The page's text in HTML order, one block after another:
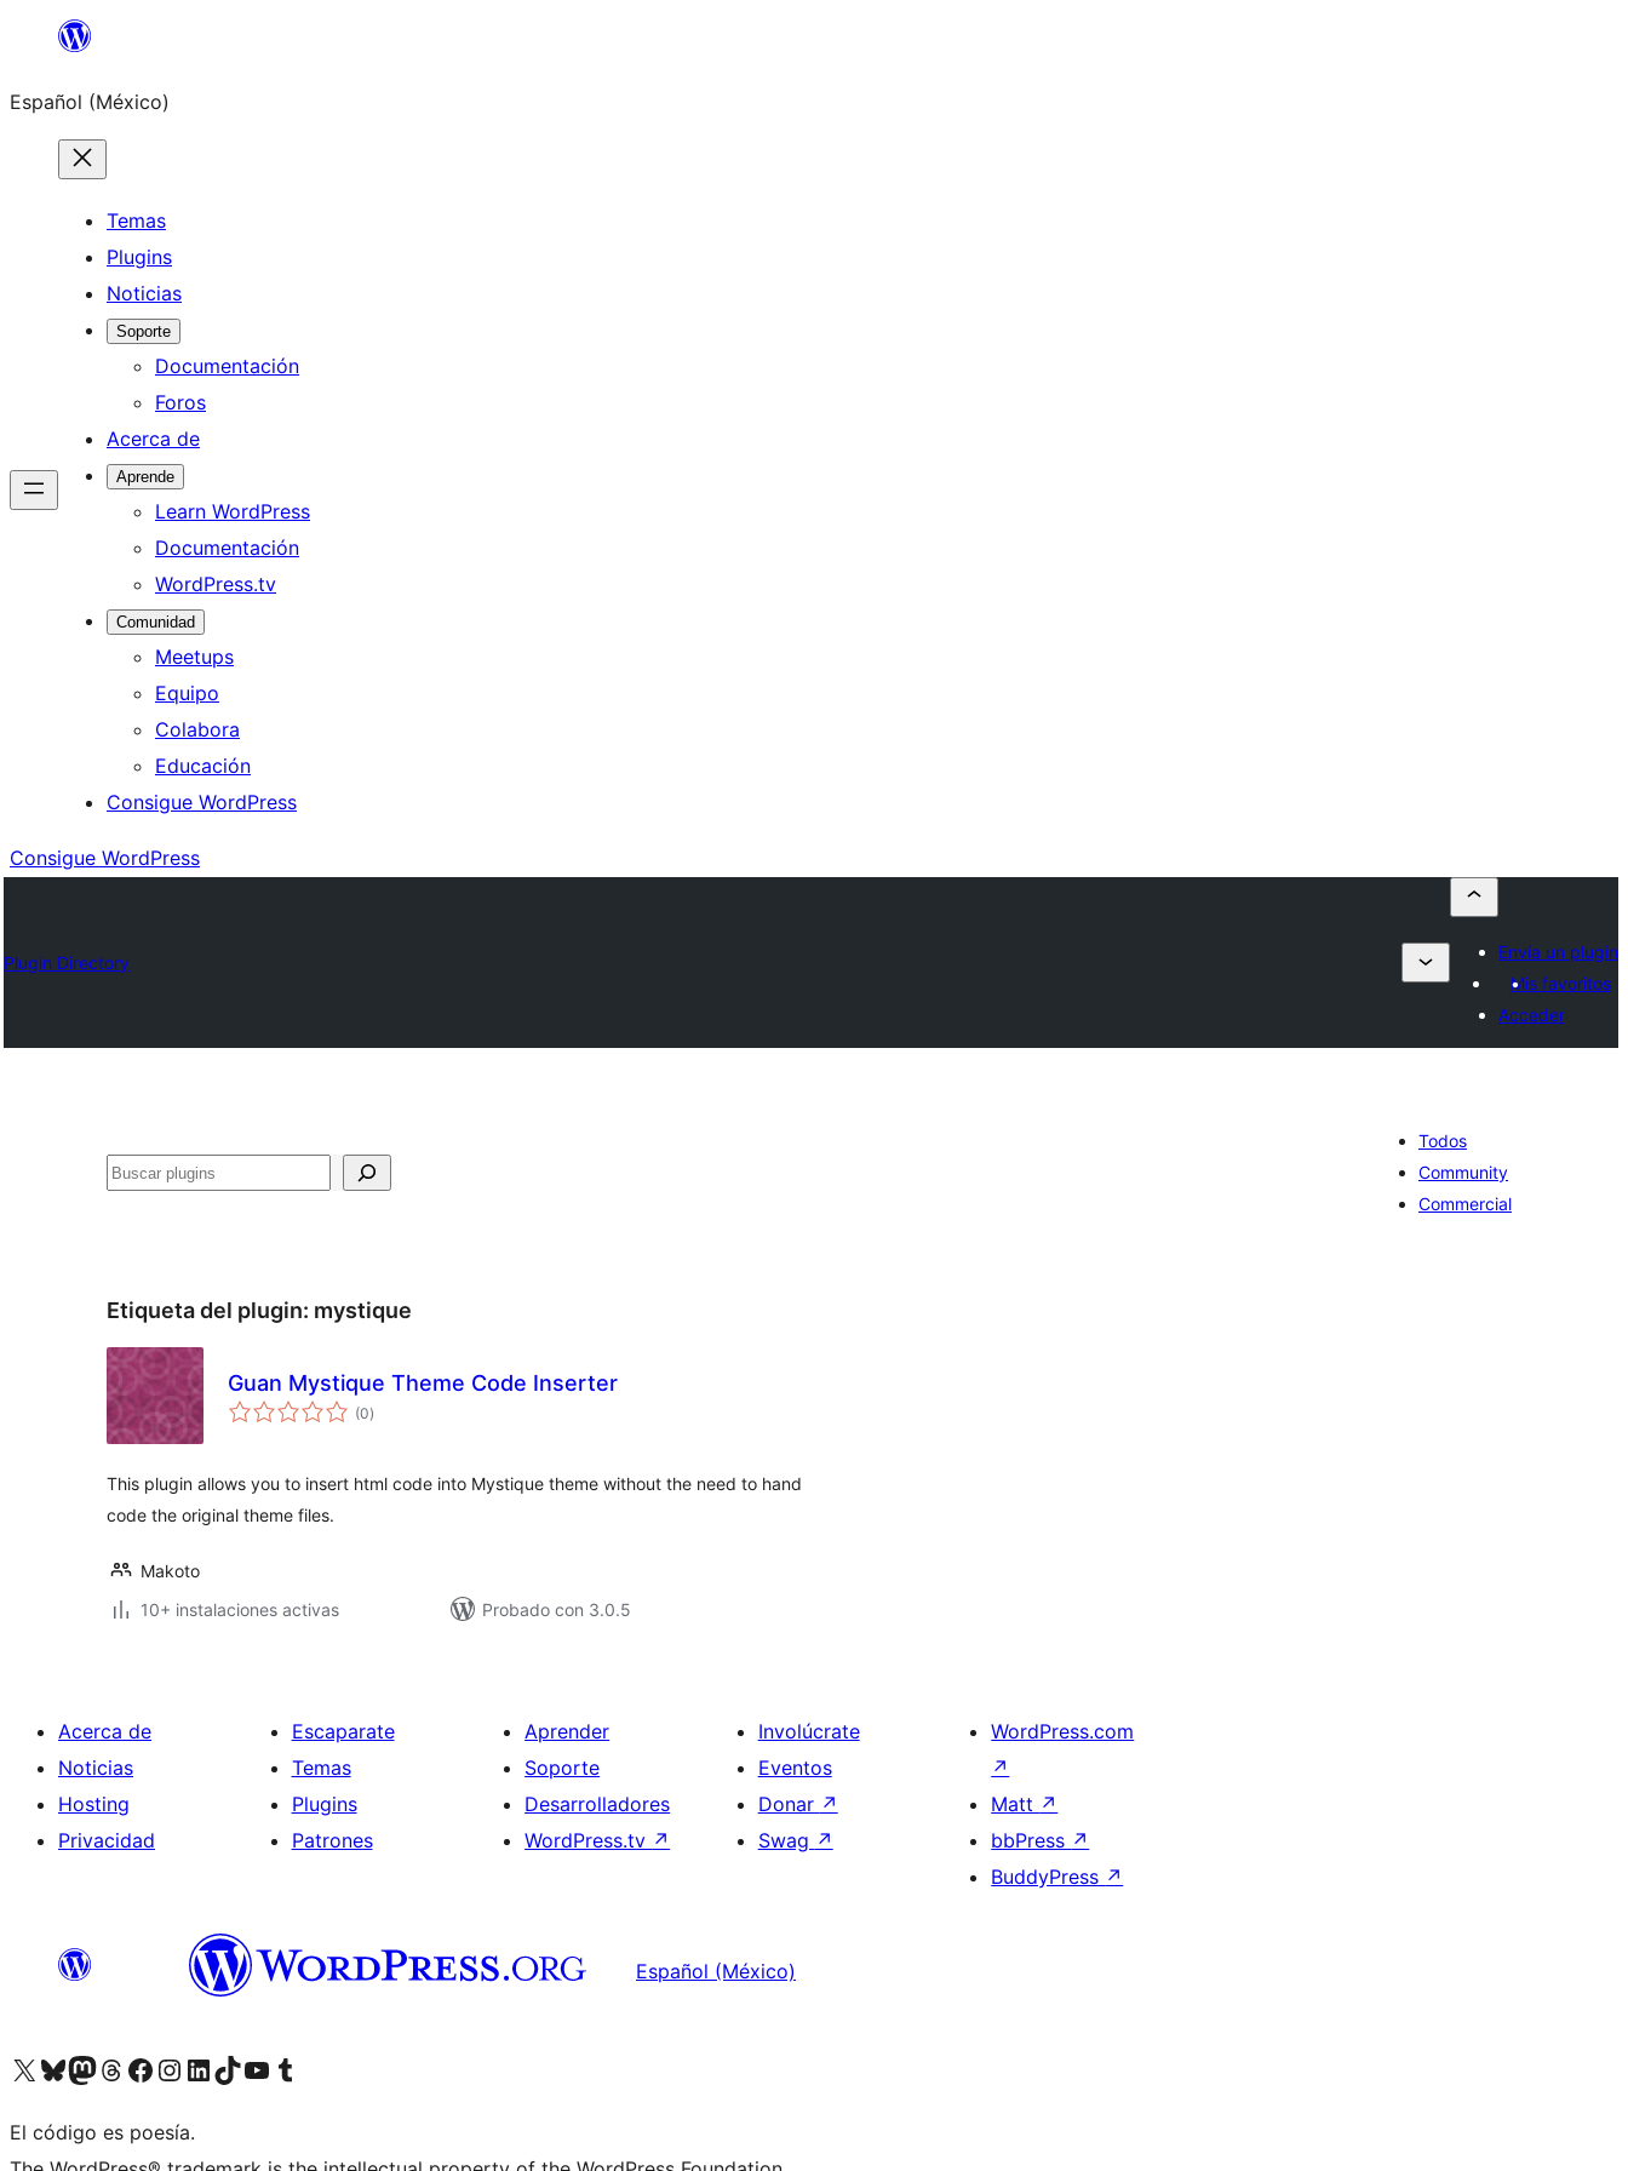
Saltar
contenido
Español (México)
Temas
Plugins
Noticias
Soporte
Documentación
Foros
Acerca de
Aprende
Learn WordPress
Documentación
WordPress.tv
Comunidad
Meetups
Equipo
Colabora
Educación
Consigue WordPress
Consigue WordPress
Plugin Directory
Envía un plugin
Mis favoritos
Acceder
Buscar
Todos
Community
Commercial
Etiqueta del plugin: mystique
Guan Mystique Theme Code Inserter
(0total
de
)
This plugin allows you to insert html code into Mystique theme without the need to hand
code the original theme files.
Makoto
10+ instalaciones activas
Probado con 3.0.5
Acerca de
Noticias
Hosting
Privacidad
Escaparate
Temas
Plugins
Patrones
Aprender
Soporte
Desarrolladores
WordPress.tv ↗
Involúcrate
Eventos
Donar ↗
Swag ↗
WordPress.com
↗
Matt ↗
bbPress ↗
BuddyPress ↗
Español (México)
Visita nuestra cuenta de X (anteriormente Twitter)
Visita nuestra cuenta de Bluesky
Visita nuestra cuenta de Mastodon
Visita nuestra cuenta de Threads
Visita nuestra página de Facebook
Visita nuestra cuenta de Instagram
Visita nuestra cuenta de LinkedIn
Visita nuestra cuenta de TikTok
Visita nuestro canal de YouTube
Visita nuestra cuenta de Tumblr
El código es poesía.